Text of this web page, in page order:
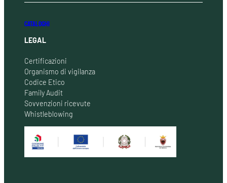
CATALOGHI
LEGAL
Certificazioni
Organismo di vigilanza
Codice Etico
Family Audit
Sovvenzioni ricevute
Whistleblowing